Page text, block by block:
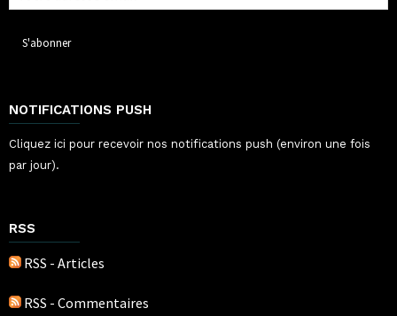
NOTIFICATIONS PUSH
Cliquez ici pour recevoir nos notifications push (environ une fois
par jour).
RSS
RSS - Articles
RSS - Commentaires